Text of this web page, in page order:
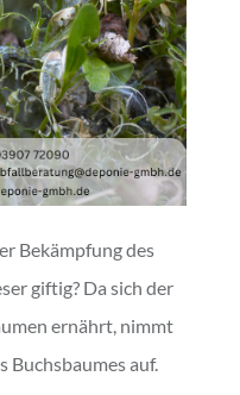
Bekämpfung des
giftig? Da sich der
ernährt, nimmt
Buchsbaumes auf.